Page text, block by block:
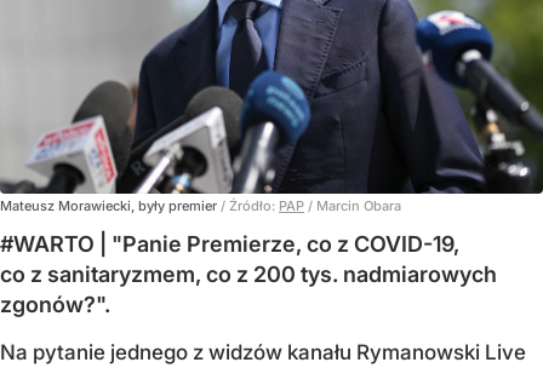
Mateusz Morawiecki, były premier / Źródło: PAP / Marcin Obara
#WARTO | "Panie Premierze, co z COVID-19,
co z sanitaryzmem, co z 200 tys. nadmiarowych
zgonów?".
Na pytanie jednego z widzów kanału Rymanowski Live